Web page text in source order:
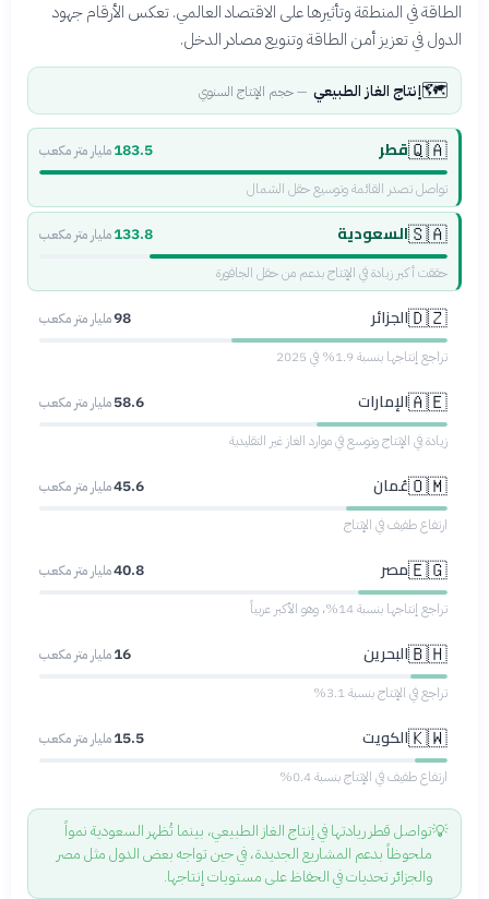
الطاقة في المنطقة وتأثيرها على الاقتصاد العالمي. تعكس الأرقام جهود
الدول في تعزيز أمن الطاقة وتنويع مصادر الدخل.
🗺️إنتاج الغاز الطبيعي —حجم الإنتاج السنوي
🇶🇦قطر 183.5مليار متر مكعب
تواصل تصدر القائمة وتوسيع حقل الشمال
🇸🇦السعودية 133.8مليار متر مكعب
حققت أكبر زيادة في الإنتاج بدعم من حقل الجافورة
🇩🇿الجزائر 98مليار متر مكعب
تراجع إنتاجها بنسبة 1.9% في 2025
🇦🇪الإمارات 58.6مليار متر مكعب
زيادة في الإنتاج وتوسع في موارد الغاز غير التقليدية
🇴🇲عُمان 45.6مليار متر مكعب
ارتفاع طفيف في الإنتاج
🇪🇬مصر 40.8مليار متر مكعب
تراجع إنتاجها بنسبة 14%، وهو الأكبر عربياً
🇧🇭البحرين 16مليار متر مكعب
تراجع في الإنتاج بنسبة 3.1%
🇰🇼الكويت 15.5مليار متر مكعب
ارتفاع طفيف في الإنتاج بنسبة 0.4%
💡تواصل قطر ريادتها في إنتاج الغاز الطبيعي، بينما تُظهر السعودية نمواً
ملحوظاً بدعم المشاريع الجديدة، في حين تواجه بعض الدول مثل مصر
والجزائر تحديات في الحفاظ على مستويات إنتاجها.